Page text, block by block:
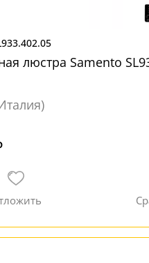
люстра Samento